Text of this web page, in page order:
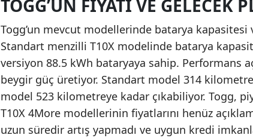
TOGG’UN FIYATI VE GELECEK
Togg’un mevcut modellerinde batarya
Standart menzilli T10X modelinde batarya
versiyon 88.5 kWh bataryaya sahip. Performans
beygir güç üretiyor. Standart model 314
model 523 kilometreye kadar çıkabiliyor. Togg,
T10X 4More modellerinin fiyatlarını henüz
uzun süredir artış yapmadı ve uygun kredi